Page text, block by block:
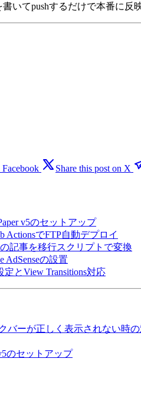
いてpushするだけで本番に反
Facebook Share this post on X
v5のセットアップ
ActionsでFTP自動デプロイ
記事を移行スクリプトで変換
AdSenseの設置
とView Transitions対応
バーが正しく表示されない時
のセットアップ